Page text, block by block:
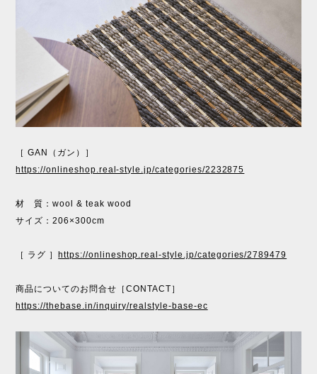
［ GAN（ガン）］
https://onlineshop.real-style.jp/categories/2232875
材 質：wool & teak wood
サイズ：206×300cm
［ ラグ ］https://onlineshop.real-style.jp/categories/2789479
商品についてのお問合せ［CONTACT］
https://thebase.in/inquiry/realstyle-base-ec